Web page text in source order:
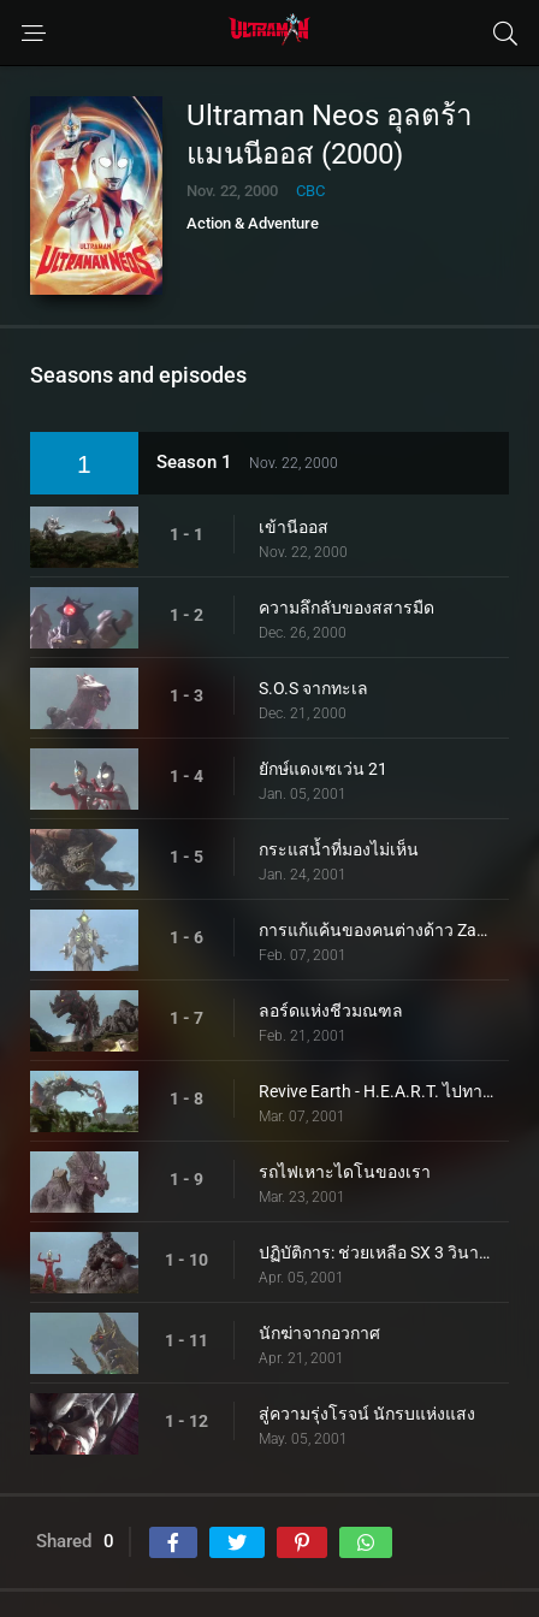
Ultraman Neos อุลตร้า
แมนนีออส (2000)
Nov. 22, 2000
CBC
Action & Adventure
Seasons and episodes
1 Season 1 Nov. 22, 2000
1 - 1 เข้านีออส
Nov. 22, 2000
1 - 2 ความลึกลับของสสารมืด
Dec. 26, 2000
1 - 3 S.O.S จากทะเล
Dec. 21, 2000
1 - 4 ยักษ์แดงเซเว่น 21
Jan. 05, 2001
1 - 5 กระแสน้ำที่มองไม่เห็น
Jan. 24, 2001
1 - 6 การแก้แค้นของคนต่างด้าว Zamu
Feb. 07, 2001
1 - 7 ลอร์ดแห่งชีวมณฑล
Feb. 21, 2001
1 - 8 Revive Earth - H.E.A.R.T. ไปทางใต้
Mar. 07, 2001
1 - 9 รถไฟเหาะไดโนของเรา
Mar. 23, 2001
1 - 10 ปฏิบัติการ: ช่วยเหลือ SX 3 วินาทีก่อนเกิดการระเบิด
Apr. 05, 2001
1 - 11 นักฆ่าจากอวกาศ
Apr. 21, 2001
1 - 12 สู่ความรุ่งโรจน์ นักรบแห่งแสง
May. 05, 2001
Shared 0